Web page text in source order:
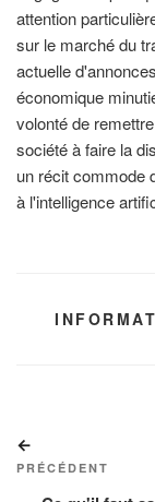
attention
sur le marché du
actuelle
économique
volonté de
société à faire la
un récit commode
à l'intelligence
de
l’article
précédent
PRÉCÉDENT